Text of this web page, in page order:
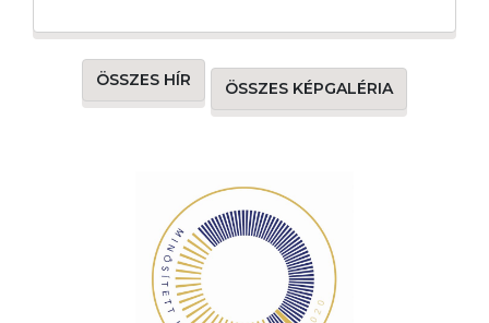
ÖSSZES HÍR ÖSSZES KÉPGALÉRIA